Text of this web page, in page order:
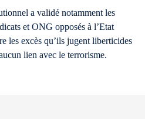
a validé notamment les
et ONG opposés à l’Etat
les excès qu’ils jugent liberticides
lien avec le terrorisme.